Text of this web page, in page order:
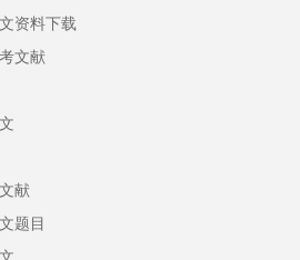
资料下载
文献
献
题目